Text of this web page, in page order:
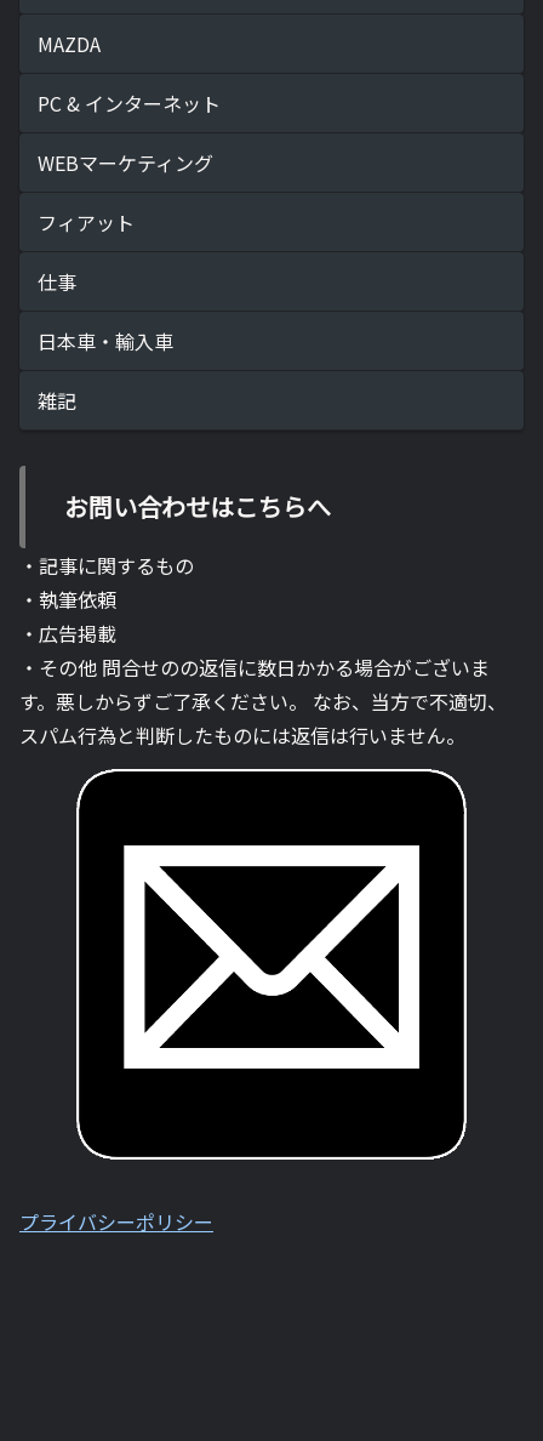
MAZDA
PC & インターネット
WEBマーケティング
フィアット
仕事
日本車・輸入車
雑記
お問い合わせはこちらへ
・記事に関するもの
・執筆依頼
・広告掲載
・その他 問合せのの返信に数日かかる場合がございま
す。悪しからずご了承ください。 なお、当方で不適切、
スパム行為と判断したものには返信は行いません。
プライバシーポリシー